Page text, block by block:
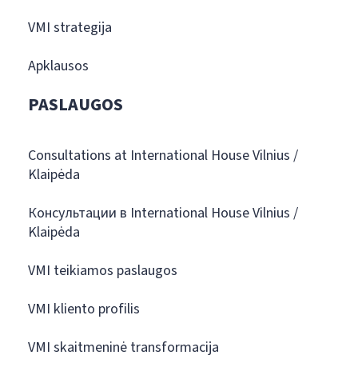
VMI strategija
Apklausos
PASLAUGOS
Consultations at International House Vilnius /
Klaipėda
Консультации в International House Vilnius /
Klaipėda
VMI teikiamos paslaugos
VMI kliento profilis
VMI skaitmeninė transformacija